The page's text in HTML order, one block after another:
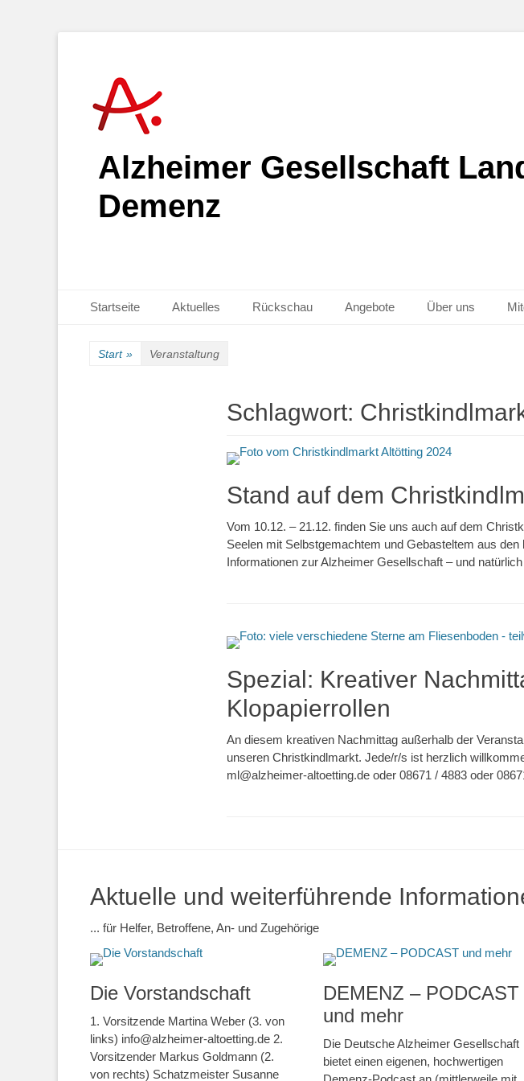
Alzheimer Gesellschaft
Demenz
Primäres Menü
Inhalt
Startseite Aktuelles Rückschau Angebote Über uns
Start » Veranstaltung
Schlagwort:
Stand auf dem
Vom 10.12. – 21.12. finden Sie uns auch auf dem
Seelen mit Selbstgemachtem und Gebasteltem aus
Informationen zur Alzheimer Gesellschaft – und natürlich
Spezial: Kreativer
Klopapierrollen
An diesem kreativen Nachmittag außerhalb der
unseren Christkindlmarkt. Jede/r/s ist herzlich
ml@alzheimer-altoetting.de oder 08671 / 4883 oder
Aktuelle und weiterführende
... für Helfer, Betroffene, An- und Zugehörige
Die Vorstandschaft
1. Vorsitzende Martina Weber (3. von
links) info@alzheimer-altoetting.de 2.
Vorsitzender Markus Goldmann (2.
von rechts) Schatzmeister Susanne
DEMENZ – PODCAST
und mehr
Die Deutsche Alzheimer Gesellschaft
bietet einen eigenen, hochwertigen